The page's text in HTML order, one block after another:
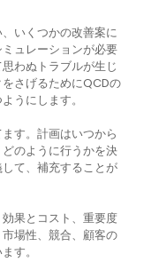
いくつかの改善案に
ュレーションが必要
わぬトラブルが生じ
さげるためにQCDの
うにします。
す。計画はいつから
のように行うかを決
て、補充することが
果とコスト、重要度
場性、競合、顧客の
す。